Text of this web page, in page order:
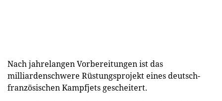
Nach jahrelangen Vorbereitungen ist das
milliardenschwere Rüstungsprojekt eines deutsch-
französischen Kampfjets gescheitert.